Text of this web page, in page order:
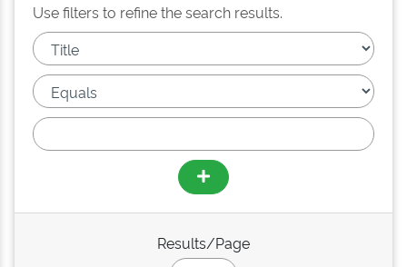
Use filters to refine the search results.
Results/Page